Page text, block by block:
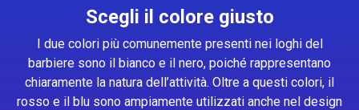
Scegli il colore giusto
I due colori più comunemente presenti nei loghi del
barbiere sono il bianco e il nero, poiché rappresentano
chiaramente la natura dell’attività. Oltre a questi colori, il
rosso e il blu sono ampiamente utilizzati anche nel design